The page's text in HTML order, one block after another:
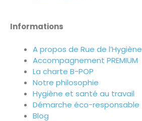
Informations
A propos de Rue de l’Hygiène
Accompagnement PREMIUM
La charte B-POP
Notre philosophie
Hygiène et santé au travail
Démarche éco-responsable
Blog